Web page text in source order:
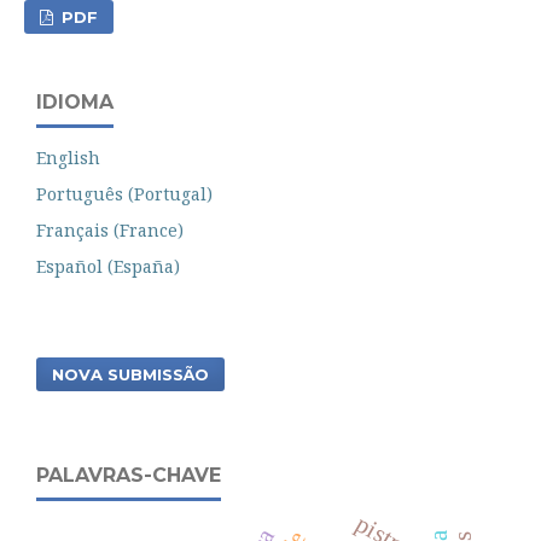
PDF
IDIOMA
English
Português (Portugal)
Français (France)
Español (España)
NOVA SUBMISSÃO
PALAVRAS-CHAVE